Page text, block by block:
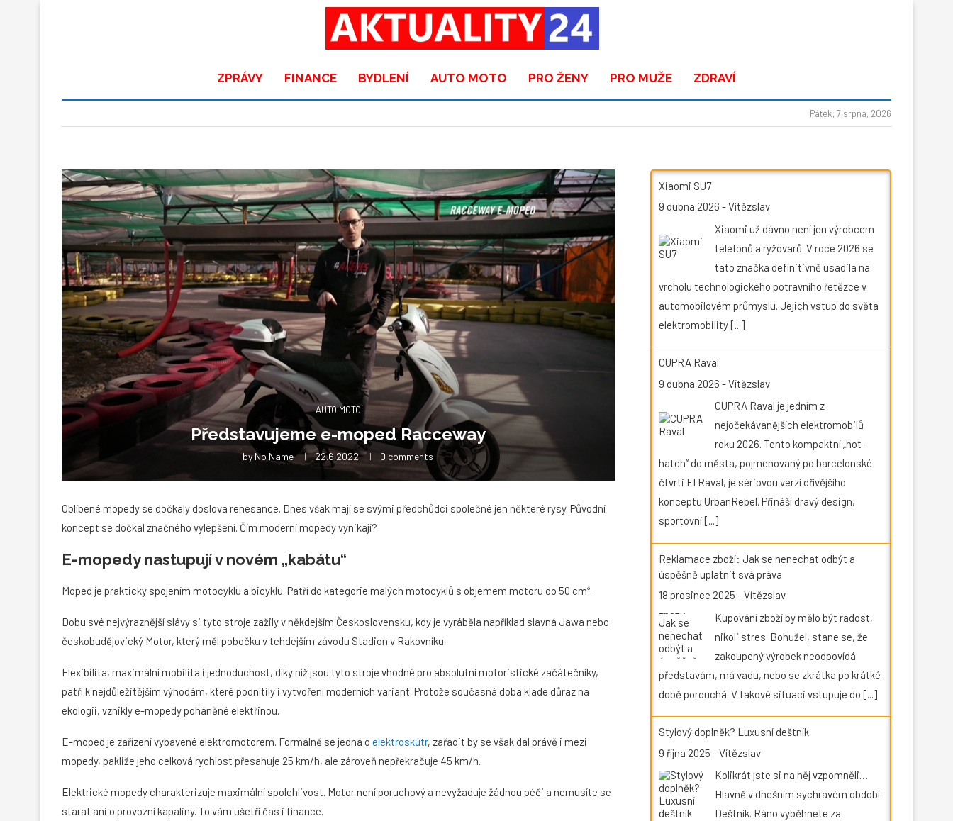
ZPRÁVY FINANCE BYDLENÍ AUTO MOTO PRO ŽENY PRO MUŽE ZDRAVÍ
Pátek, 7 srpna, 2026
AUTO MOTO
Představujeme e-moped Racceway
byNo Name 22.6.2022 0 comments
Oblíbené mopedy se dočkaly doslova renesance. Dnes však mají se svými předchůdci společné jen některé rysy. Původní
koncept se dočkal značného vylepšení. Čím moderní mopedy vynikají?
E-mopedy nastupují v novém „kabátu“
Moped je prakticky spojením motocyklu a bicyklu. Patří do kategorie malých motocyklů s objemem motoru do 50 cm³.
Dobu své nejvýraznější slávy si tyto stroje zažily v někdejším Československu, kdy je vyráběla například slavná Jawa nebo
českobudějovický Motor, který měl pobočku v tehdejším závodu Stadion v Rakovníku.
Flexibilita, maximální mobilita i jednoduchost, díky níž jsou tyto stroje vhodné pro absolutní motoristické začátečníky,
patří k nejdůležitějším výhodám, které podnítily i vytvoření moderních variant. Protože současná doba klade důraz na
ekologii, vznikly e-mopedy poháněné elektřinou.
E-moped je zařízení vybavené elektromotorem. Formálně se jedná o elektroskútr, zařadit by se však dal právě i mezi
mopedy, pakliže jeho celková rychlost přesahuje 25 km/h, ale zároveň nepřekračuje 45 km/h.
Elektrické mopedy charakterizuje maximální spolehlivost. Motor není poruchový a nevyžaduje žádnou péči a nemusíte se
starat ani o provozní kapaliny. To vám ušetří čas i finance.
Xiaomi SU7
9 dubna 2026 -Vítězslav
Xiaomi už dávno není jen výrobcem
telefonů a rýžovarů. V roce 2026 se
tato značka definitivně usadila na
vrcholu technologického potravního řetězce v
automobilovém průmyslu. Jejich vstup do světa
elektromobility[...]
CUPRA Raval
9 dubna 2026 -Vítězslav
CUPRA Raval je jedním z
nejočekávanějších elektromobilů
roku 2026. Tento kompaktní „hot-
hatch“ do města, pojmenovaný po barcelonské
čtvrti El Raval, je sériovou verzí dřívějšího
konceptu UrbanRebel. Přináší dravý design,
sportovní [...]
Reklamace zboží: Jak se nenechat odbýt a
úspěšně uplatnit svá práva
18 prosince 2025 -Vítězslav
Kupování zboží by mělo být radost,
nikoli stres. Bohužel, stane se, že
zakoupený výrobek neodpovídá
představám, má vadu, nebo se zkrátka po krátké
době porouchá. V takové situaci vstupuje do [...]
Stylový doplněk? Luxusní deštník
9 října 2025 -Vítězslav
Kolikrát jste si na něj vzpomněli…
Hlavně v dnešním sychravém období.
Deštník. Ráno vyběhnete za